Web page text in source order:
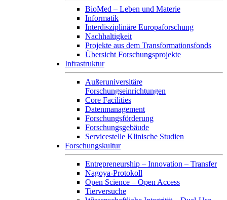
BioMed – Leben und Materie
Informatik
Interdisziplinäre Europaforschung
Nachhaltigkeit
Projekte aus dem Transformationsfonds
Übersicht Forschungsprojekte
Infrastruktur
Außeruniversitäre
Forschungseinrichtungen
Core Facilities
Datenmanagement
Forschungsförderung
Forschungsgebäude
Servicestelle Klinische Studien
Forschungskultur
Entrepreneurship – Innovation – Transfer
Nagoya-Protokoll
Open Science – Open Access
Tierversuche